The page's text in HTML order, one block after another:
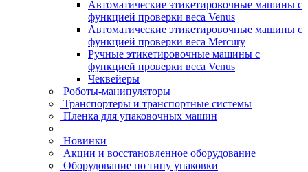
Автоматические этикетировочные машины с
функцией проверки веса Venus
Автоматические этикетировочные машины с
функцией проверки веса Mercury
Ручные этикетировочные машины с
функцией проверки веса Venus
Чеквейеры
Роботы-манипуляторы
Транспортеры и транспортные системы
Пленка для упаковочных машин
Новинки
Акции и восстановленное оборудование
Оборудование по типу упаковки